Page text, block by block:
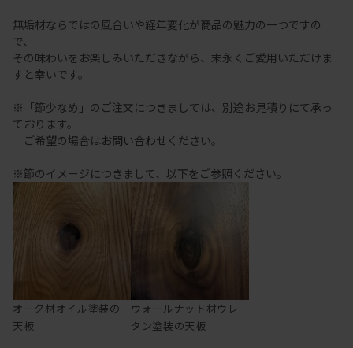
無垢材ならではの風合いや経年変化が商品の魅力の一つですの
で、
その味わいをお楽しみいただきながら、末永くご愛用いただけま
すと幸いです。
※「節少なめ」のご注文につきましては、別途お見積りにて承っ
ております。
ご希望の場合はお問い合わせ ください。
※節のイメージにつきまして、以下をご参照ください。
オーク材オイル塗装の
天板
ウォールナット材ウレ
タン塗装の天板